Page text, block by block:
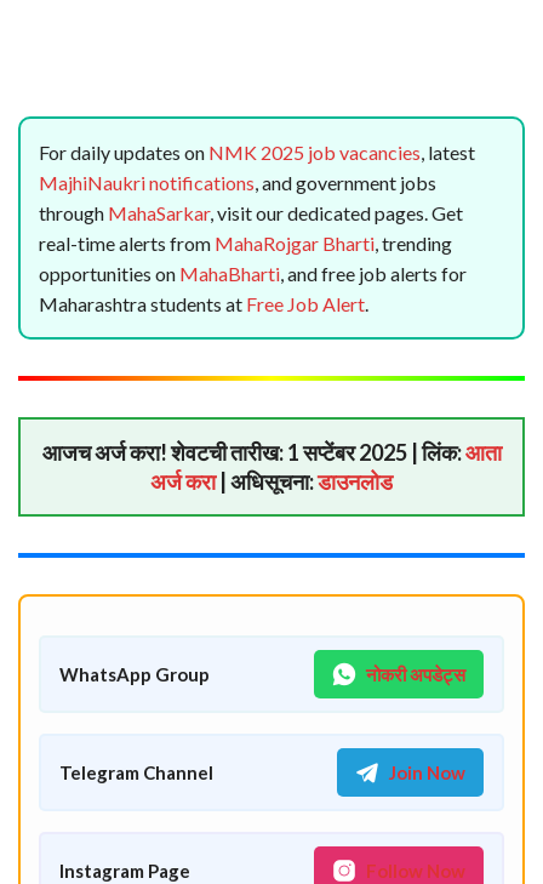
For daily updates on NMK 2025 job vacancies, latest
MajhiNaukri notifications, and government jobs
through MahaSarkar, visit our dedicated pages. Get
real-time alerts from MahaRojgar Bharti, trending
opportunities on MahaBharti, and free job alerts for
Maharashtra students at Free Job Alert.
आजच अर्ज करा! शेवटची तारीख: 1 सप्टेंबर 2025 | लिंक:आता
अर्ज करा| अधिसूचना:डाउनलोड
WhatsApp Group नोकरी अपडेट्स
Telegram Channel Join Now
Instagram Page Follow Now